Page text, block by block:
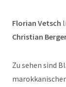
Florian Vetsch
Christian
Zu sehen sind